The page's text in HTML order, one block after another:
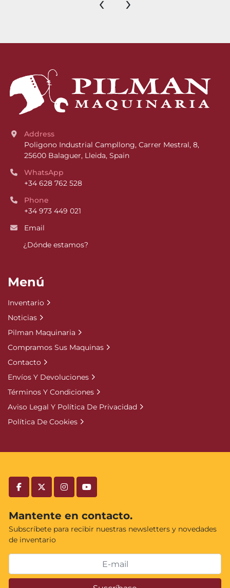
facebooktwitterinstagramyoutube
Mantente en contacto.
Subscríbete para recibir nuestras newsletters y novedades
de inventario
Address
Poligono Industrial Campllong, Carrer Mestral, 8,
25600 Balaguer, Lleida, Spain
WhatsApp
+34 628 762 528
Phone
+34 973 449 021
Email
¿Dónde estamos?
Menú
Inventario
Noticias
Pilman Maquinaria
Compramos Sus Maquinas
Contacto
Envíos Y Devoluciones
Términos Y Condiciones
Aviso Legal Y Política De Privacidad
Política De Cookies